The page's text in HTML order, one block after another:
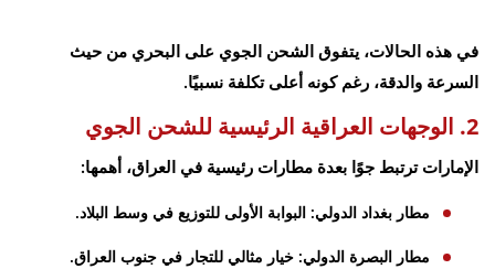
في هذه الحالات، يتفوق الشحن الجوي على البحري من حيث
السرعة والدقة، رغم كونه أعلى تكلفة نسبيًا.
2. الوجهات العراقية الرئيسية للشحن الجوي
الإمارات ترتبط جوًا بعدة مطارات رئيسية في العراق، أهمها:
مطار بغداد الدولي: البوابة الأولى للتوزيع في وسط البلاد.
مطار البصرة الدولي: خيار مثالي للتجار في جنوب العراق.